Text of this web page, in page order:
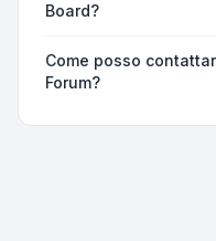
Board?
Come posso
Forum?